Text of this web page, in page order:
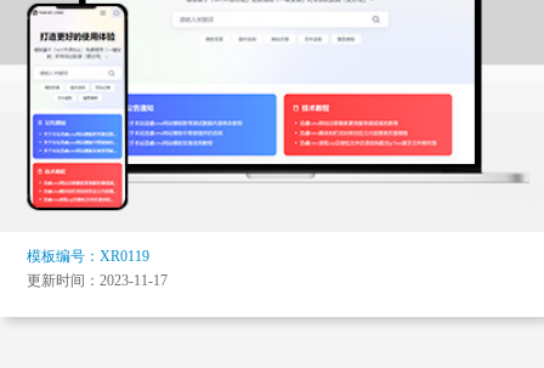
模板编号：XR0119
更新时间：2023-11-17